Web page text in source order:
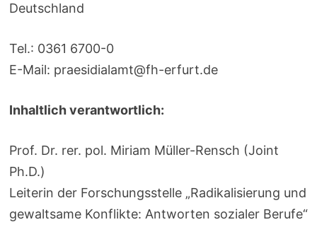
Deutschland
Tel.: 0361 6700-0
E-Mail: praesidialamt@fh-erfurt.de
Inhaltlich verantwortlich:
Prof. Dr. rer. pol. Miriam Müller-Rensch (Joint
Ph.D.)
Leiterin der Forschungsstelle „Radikalisierung und
gewaltsame Konflikte: Antworten sozialer Berufe“